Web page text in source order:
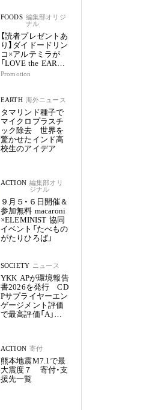
FOODS 編集部オリジ
ナル
【読者プレゼントあ
り】ダイドードリン
コ×アルテミラが
「LOVE the EARTH
シリーズ」で目指す
Promotion
EARTH 海外ニュース
タマリンド種子で
マイクロプラスチ
ック除去 世界を
驚かせたインド高
校生のアイデア
ACTION 編集部オリ
ジナル
９月５・６日開催＆
参加無料 macaroni
×ELEMINIST 協同
イベント「たべもの
がたりひろば」
SOCIETY ニュース
YKK APが環境報告
書2026を発行 CD
Pサプライヤーエン
ゲージメント評価
で最高評価「A」を
ACTION 寄付
熊本地震M7.1で最
大震度７ 寄付・支
援先一覧